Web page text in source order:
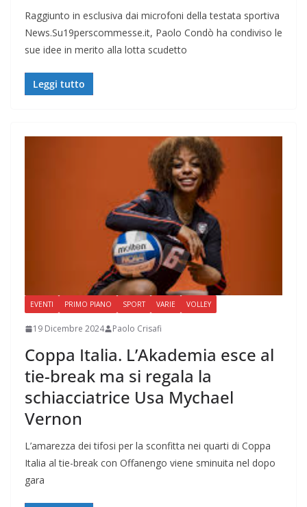
Raggiunto in esclusiva dai microfoni della testata sportiva
News.Su19perscommesse.it, Paolo Condò ha condiviso le
sue idee in merito alla lotta scudetto
Leggi tutto
EVENTI PRIMO PIANO SPORT VARIE VOLLEY
19 Dicembre 2024 Paolo Crisafi
Coppa Italia. L’Akademia esce al
tie-break ma si regala la
schiacciatrice Usa Mychael
Vernon
L’amarezza dei tifosi per la sconfitta nei quarti di Coppa
Italia al tie-break con Offanengo viene sminuita nel dopo
gara